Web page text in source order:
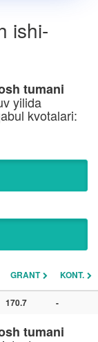
ishi-
tumani
yilida
kvotalari:
GRANT KONT.
170.7 -
tumani